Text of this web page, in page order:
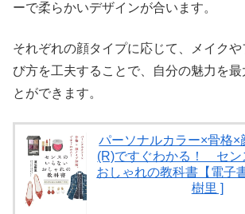
ーで柔らかいデザインが合います。
それぞれの顔タイプに応じて、メイク
び方を工夫することで、自分の魅力を最
とができます。
パーソナルカラー×骨格×
(R)ですぐわかる！ セン
おしゃれの教科書【電子
樹里 ]